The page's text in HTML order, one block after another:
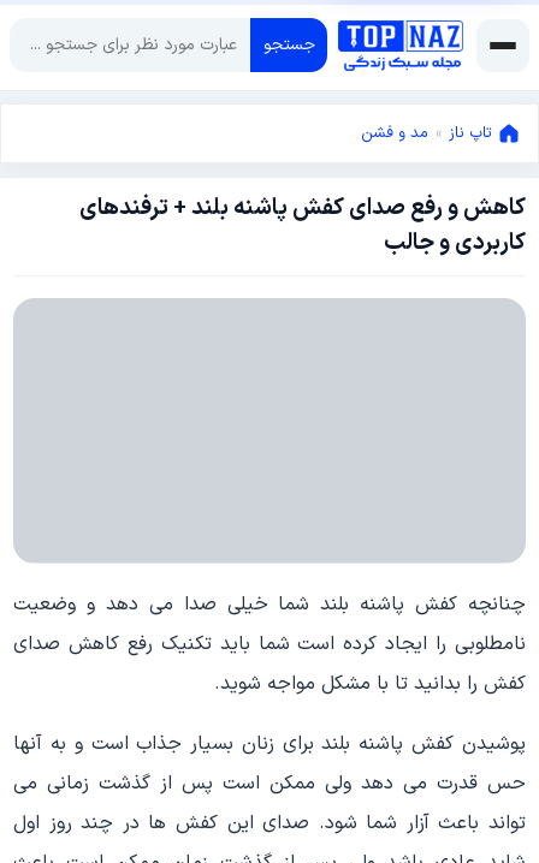
جستجو
تاپ ناز » مد و فشن
کاهش و رفع صدای کفش پاشنه بلند + ترفندهای
کاربردی و جالب
اکتبر
20,
چنانچه کفش پاشنه بلند شما خیلی صدا می دهد و وضعیت
نامطلوبی را ایجاد کرده است شما باید تکنیک رفع کاهش صدای
کفش را بدانید تا با مشکل مواجه شوید.
پوشیدن کفش پاشنه بلند برای زنان بسیار جذاب است و به آنها
حس قدرت می دهد ولی ممکن است پس از گذشت زمانی می
تواند باعث آزار شما شود. صدای این کفش ها در چند روز اول